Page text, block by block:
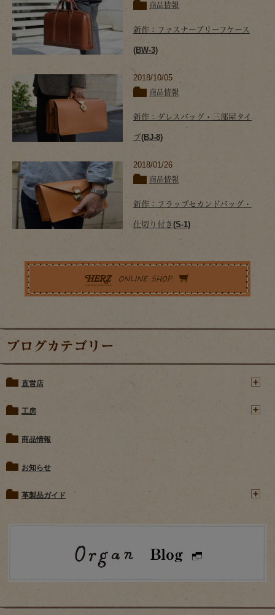
商品情報
新作：ファスナーブリーフケース
(BW-3)
2018/10/05
商品情報
新作：ダレスバッグ・三部屋タイ
プ(BJ-8)
2018/01/26
商品情報
新作：フラップセカンドバッグ・
仕切り付き(S-1)
ブログカテゴリー
直営店
工房
商品情報
お知らせ
革製品ガイド